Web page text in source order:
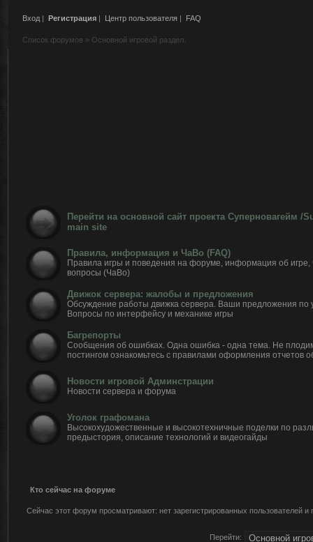
Вход | Регистрация | Центр пользователя | FAQ
Список форумов » Основной игровой раздел.
Перейти на основной сайт проекта Суперновагейм /
main site
Правила, информация и ЧаВо (FAQ)
Правила игры и поведения на форуме, информация об игре,
вопросы (ЧаВо)
Движок сервера: жалобы и предложения
Обсуждение работы движка сервера. Ваши предложения по
Вопросы по интерфейсу и механике игры
Багрепорты
Сообщения об ошибках. Одна ошибка - одна тема. Не
постингом ознакомьтесь с правилами оформления отчетов
Новости игровой Админстрации
Новости сервера и форума
Уголок графомана
Высокохудожественные и высокотехничные поделки по
предыстория, описание технологий и видеогайды
Кто сейчас на форуме
Сейчас этот форум просматривают: нет зарегистрированных пользователей и
Перейти: